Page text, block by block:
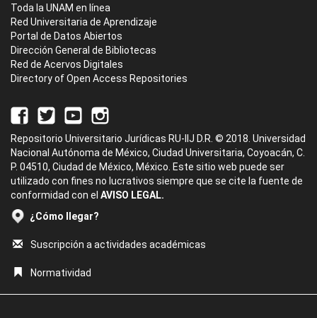
Toda la UNAM en línea
Red Universitaria de Aprendizaje
Portal de Datos Abiertos
Dirección General de Bibliotecas
Red de Acervos Digitales
Directory of Open Access Repositories
Repositorio Universitario Jurídicas RU-IIJ D.R. © 2018. Universidad
Nacional Autónoma de México, Ciudad Universitaria, Coyoacán, C.
P. 04510, Ciudad de México, México. Este sitio web puede ser
utilizado con fines no lucrativos siempre que se cite la fuente de
conformidad con el AVISO LEGAL.
¿Cómo llegar?
Suscripción a actividades académicas
Normatividad